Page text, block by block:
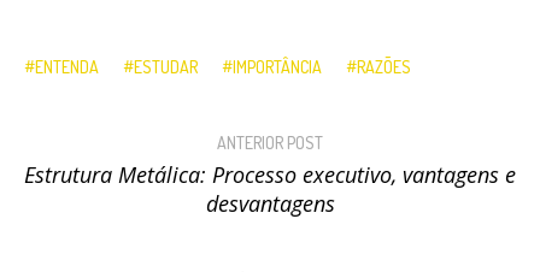
ENTENDA ESTUDAR IMPORTÂNCIA RAZÕES
ANTERIOR POST
Estrutura Metálica: Processo executivo, vantagens e
desvantagens